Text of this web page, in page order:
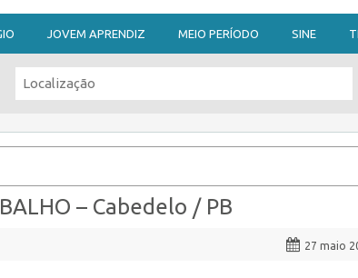
JOVEM APRENDIZ MEIO PERÍODO SINE
– Cabedelo / PB
27 maio